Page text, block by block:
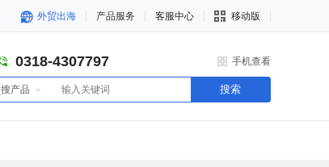
外贸出海 产品服务 客服中心 移动版
0318-4307797 手机查看
搜产品 搜索